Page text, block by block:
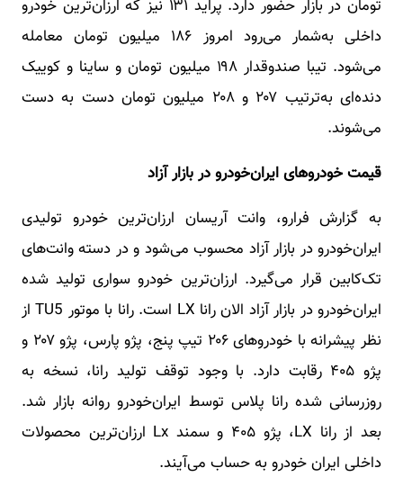
تومان در بازار حضور دارد. پراید ۱۳۱ نیز که ارزان‌ترین خودرو
داخلی به‌شمار می‌رود امروز ۱۸۶ میلیون تومان معامله
می‌شود. تیبا صندوقدار ۱۹۸ میلیون تومان و ساینا و کوییک
دنده‌ای به‌ترتیب ۲۰۷ و ۲۰۸ میلیون تومان دست به دست
می‌شوند.
قیمت خودرو‌های ایران‌خودرو در بازار آزاد
به گزارش فرارو، وانت آریسان ارزان‌ترین خودرو تولیدی
ایران‌خودرو در بازار آزاد محسوب می‌شود و در دسته وانت‌های
تک‌کابین قرار می‌گیرد. ارزان‌ترین خودرو سواری تولید شده
ایران‌خودرو در بازار آزاد الان رانا LX است. رانا با موتور TU5 از
نظر پیشرانه با خودرو‌های ۲۰۶ تیپ پنج، پژو پارس، پژو ۲۰۷ و
پژو ۴۰۵ رقابت دارد. با وجود توقف تولید رانا، نسخه به
روزرسانی شده رانا پلاس توسط ایران‌خودرو روانه بازار شد.
بعد از رانا LX، پژو ۴۰۵ و سمند Lx ارزان‌ترین محصولات
داخلی ایران خودرو به حساب می‌آیند.